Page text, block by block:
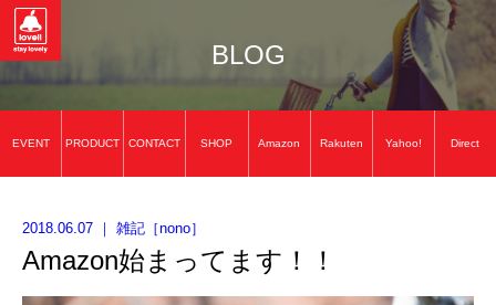
BLOG
2018.06.07 ｜ 雑記 ［nono］
Amazon始まってます！！
EVENT PRODUCT CONTACT SHOP Amazon Rakuten Yahoo! Direct